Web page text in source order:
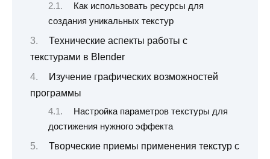
Как использовать ресурсы для
создания уникальных текстур
Технические аспекты работы с
текстурами в Blender
Изучение графических возможностей
программы
Настройка параметров текстуры для
достижения нужного эффекта
Творческие приемы применения текстур с